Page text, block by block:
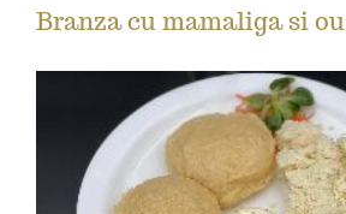
Branza cu mamaliga si ou